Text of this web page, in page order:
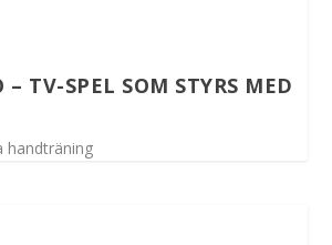
– TV-SPEL SOM STYRS MED
handträning